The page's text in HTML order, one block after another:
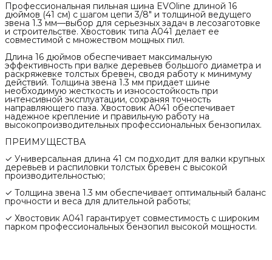
Профессиональная пильная шина EVOline длиной 16
дюймов (41 см) с шагом цепи 3/8" и толщиной ведущего
звена 1.3 мм—выбор для серьезных задач в лесозаготовке
и строительстве. Хвостовик типа A041 делает ее
совместимой с множеством мощных пил.
Длина 16 дюймов обеспечивает максимальную
эффективность при валке деревьев большого диаметра и
раскряжевке толстых бревен, сводя работу к минимуму
действий. Толщина звена 1.3 мм придает шине
необходимую жесткость и износостойкость при
интенсивной эксплуатации, сохраняя точность
направляющего паза. Хвостовик A041 обеспечивает
надежное крепление и правильную работу на
высокопроизводительных профессиональных бензопилах.
ПРЕИМУЩЕСТВА
✓ Универсальная длина 41 см подходит для валки крупных
деревьев и распиловки толстых бревен с высокой
производительностью;
✓ Толщина звена 1.3 мм обеспечивает оптимальный баланс
прочности и веса для длительной работы;
✓ Хвостовик A041 гарантирует совместимость с широким
парком профессиональных бензопил высокой мощности.